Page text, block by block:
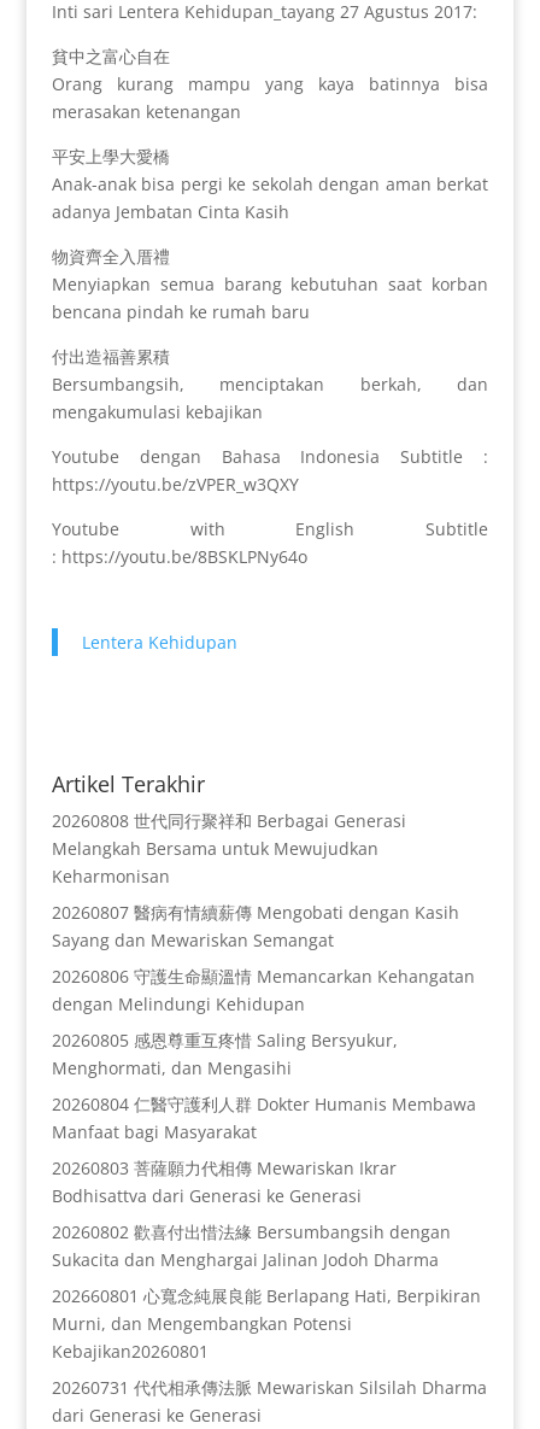
Inti sari Lentera Kehidupan_tayang 27 Agustus 2017:
貧中之富心自在
Orang kurang mampu yang kaya batinnya bisa
merasakan ketenangan
平安上學大愛橋
Anak-anak bisa pergi ke sekolah dengan aman berkat
adanya Jembatan Cinta Kasih
物資齊全入厝禮
Menyiapkan semua barang kebutuhan saat korban
bencana pindah ke rumah baru
付出造福善累積
Bersumbangsih, menciptakan berkah, dan
mengakumulasi kebajikan
Youtube dengan Bahasa Indonesia Subtitle :
https://youtu.be/zVPER_w3QXY
Youtube with English Subtitle
: https://youtu.be/8BSKLPNy64o
Lentera Kehidupan
Artikel Terakhir
20260808 世代同行聚祥和 Berbagai Generasi
Melangkah Bersama untuk Mewujudkan
Keharmonisan
20260807 醫病有情續薪傳 Mengobati dengan Kasih
Sayang dan Mewariskan Semangat
20260806 守護生命顯溫情 Memancarkan Kehangatan
dengan Melindungi Kehidupan
20260805 感恩尊重互疼惜 Saling Bersyukur,
Menghormati, dan Mengasihi
20260804 仁醫守護利人群 Dokter Humanis Membawa
Manfaat bagi Masyarakat
20260803 菩薩願力代相傳 Mewariskan Ikrar
Bodhisattva dari Generasi ke Generasi
20260802 歡喜付出惜法緣 Bersumbangsih dengan
Sukacita dan Menghargai Jalinan Jodoh Dharma
202660801 心寬念純展良能 Berlapang Hati, Berpikiran
Murni, dan Mengembangkan Potensi
Kebajikan20260801
20260731 代代相承傳法脈 Mewariskan Silsilah Dharma
dari Generasi ke Generasi